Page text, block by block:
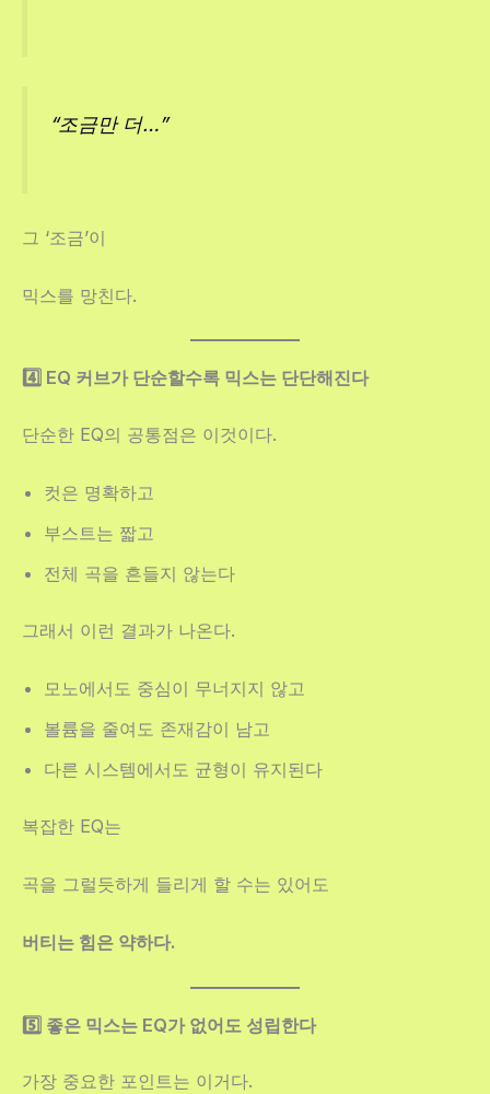
“조금만 더…”
그 ‘조금’이
믹스를 망친다.
4️⃣ EQ 커브가 단순할수록 믹스는 단단해진다
단순한 EQ의 공통점은 이것이다.
컷은 명확하고
부스트는 짧고
전체 곡을 흔들지 않는다
그래서 이런 결과가 나온다.
모노에서도 중심이 무너지지 않고
볼륨을 줄여도 존재감이 남고
다른 시스템에서도 균형이 유지된다
복잡한 EQ는
곡을 그럴듯하게 들리게 할 수는 있어도
버티는 힘은 약하다.
5️⃣ 좋은 믹스는 EQ가 없어도 성립한다
가장 중요한 포인트는 이거다.